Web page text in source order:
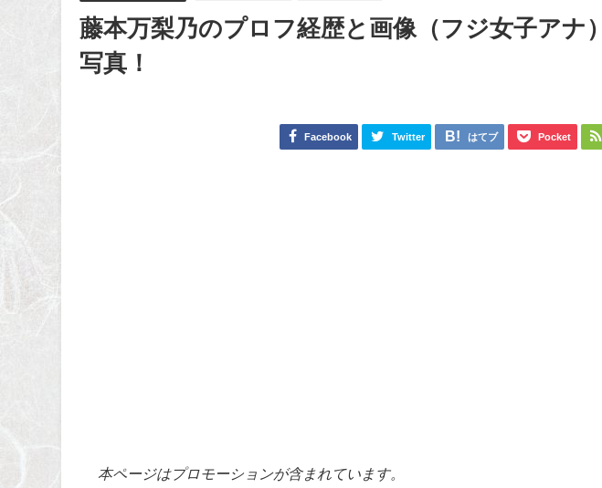
藤本万梨乃のプロフ経歴と画像（フジ女子アナ
写真！
Facebook Twitter はてブ Pocket
本ページはプロモーションが含まれています。